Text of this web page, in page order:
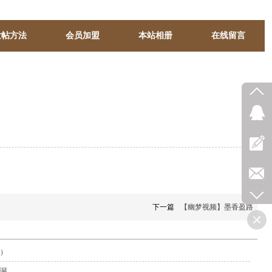
方法 会员加盟 本站相册 在线留言
下一篇 【幽梦视频】墨香盈路